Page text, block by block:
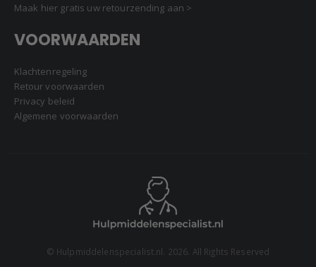
Maak hier gratis uw retourzending aan >
VOORWAARDEN
Klachtenregeling
Retour voorwaarden
Privacy beleid
Algemene voorwaarden
© Hulpmiddelenspecialist.nl. 2026. All Rights Reserved